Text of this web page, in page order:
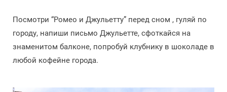
Посмотри “Ромео и Джульетту” перед сном , гуляй по
городу, напиши письмо Джульетте, сфоткайся на
знаменитом балконе, попробуй клубнику в шоколаде в
любой кофейне города.